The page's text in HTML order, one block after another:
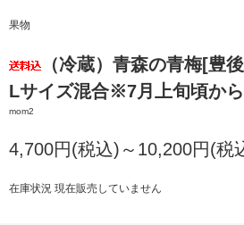
果物
（冷蔵）青森の青梅[豊
Lサイズ混合※7月上旬頃か
mom2
4,700円(税込)～10,200円(税
在庫状況 現在販売していません